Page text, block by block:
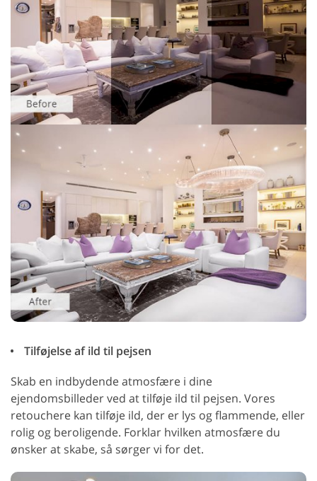
Tilføjelse af ild til pejsen
Skab en indbydende atmosfære i dine
ejendomsbilleder ved at tilføje ild til pejsen. Vores
retouchere kan tilføje ild, der er lys og flammende, eller
rolig og beroligende. Forklar hvilken atmosfære du
ønsker at skabe, så sørger vi for det.